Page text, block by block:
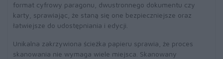
format cyfrowy paragonu, dwustronnego dokumentu czy
karty, sprawiając, że staną się one bezpieczniejsze oraz
łatwiejsze do udostępniania i edycji.
Unikalna zakrzywiona ścieżka papieru sprawia, że proces
skanowania nie wymaga wiele miejsca. Skanowany